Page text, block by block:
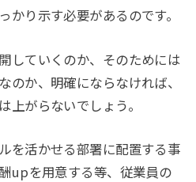
かり示す必要があるのです。
していくのか、そのためには
のか、明確にならなければ、
上がらないでしょう。
を活かせる部署に配置する事
upを用意する等、従業員の